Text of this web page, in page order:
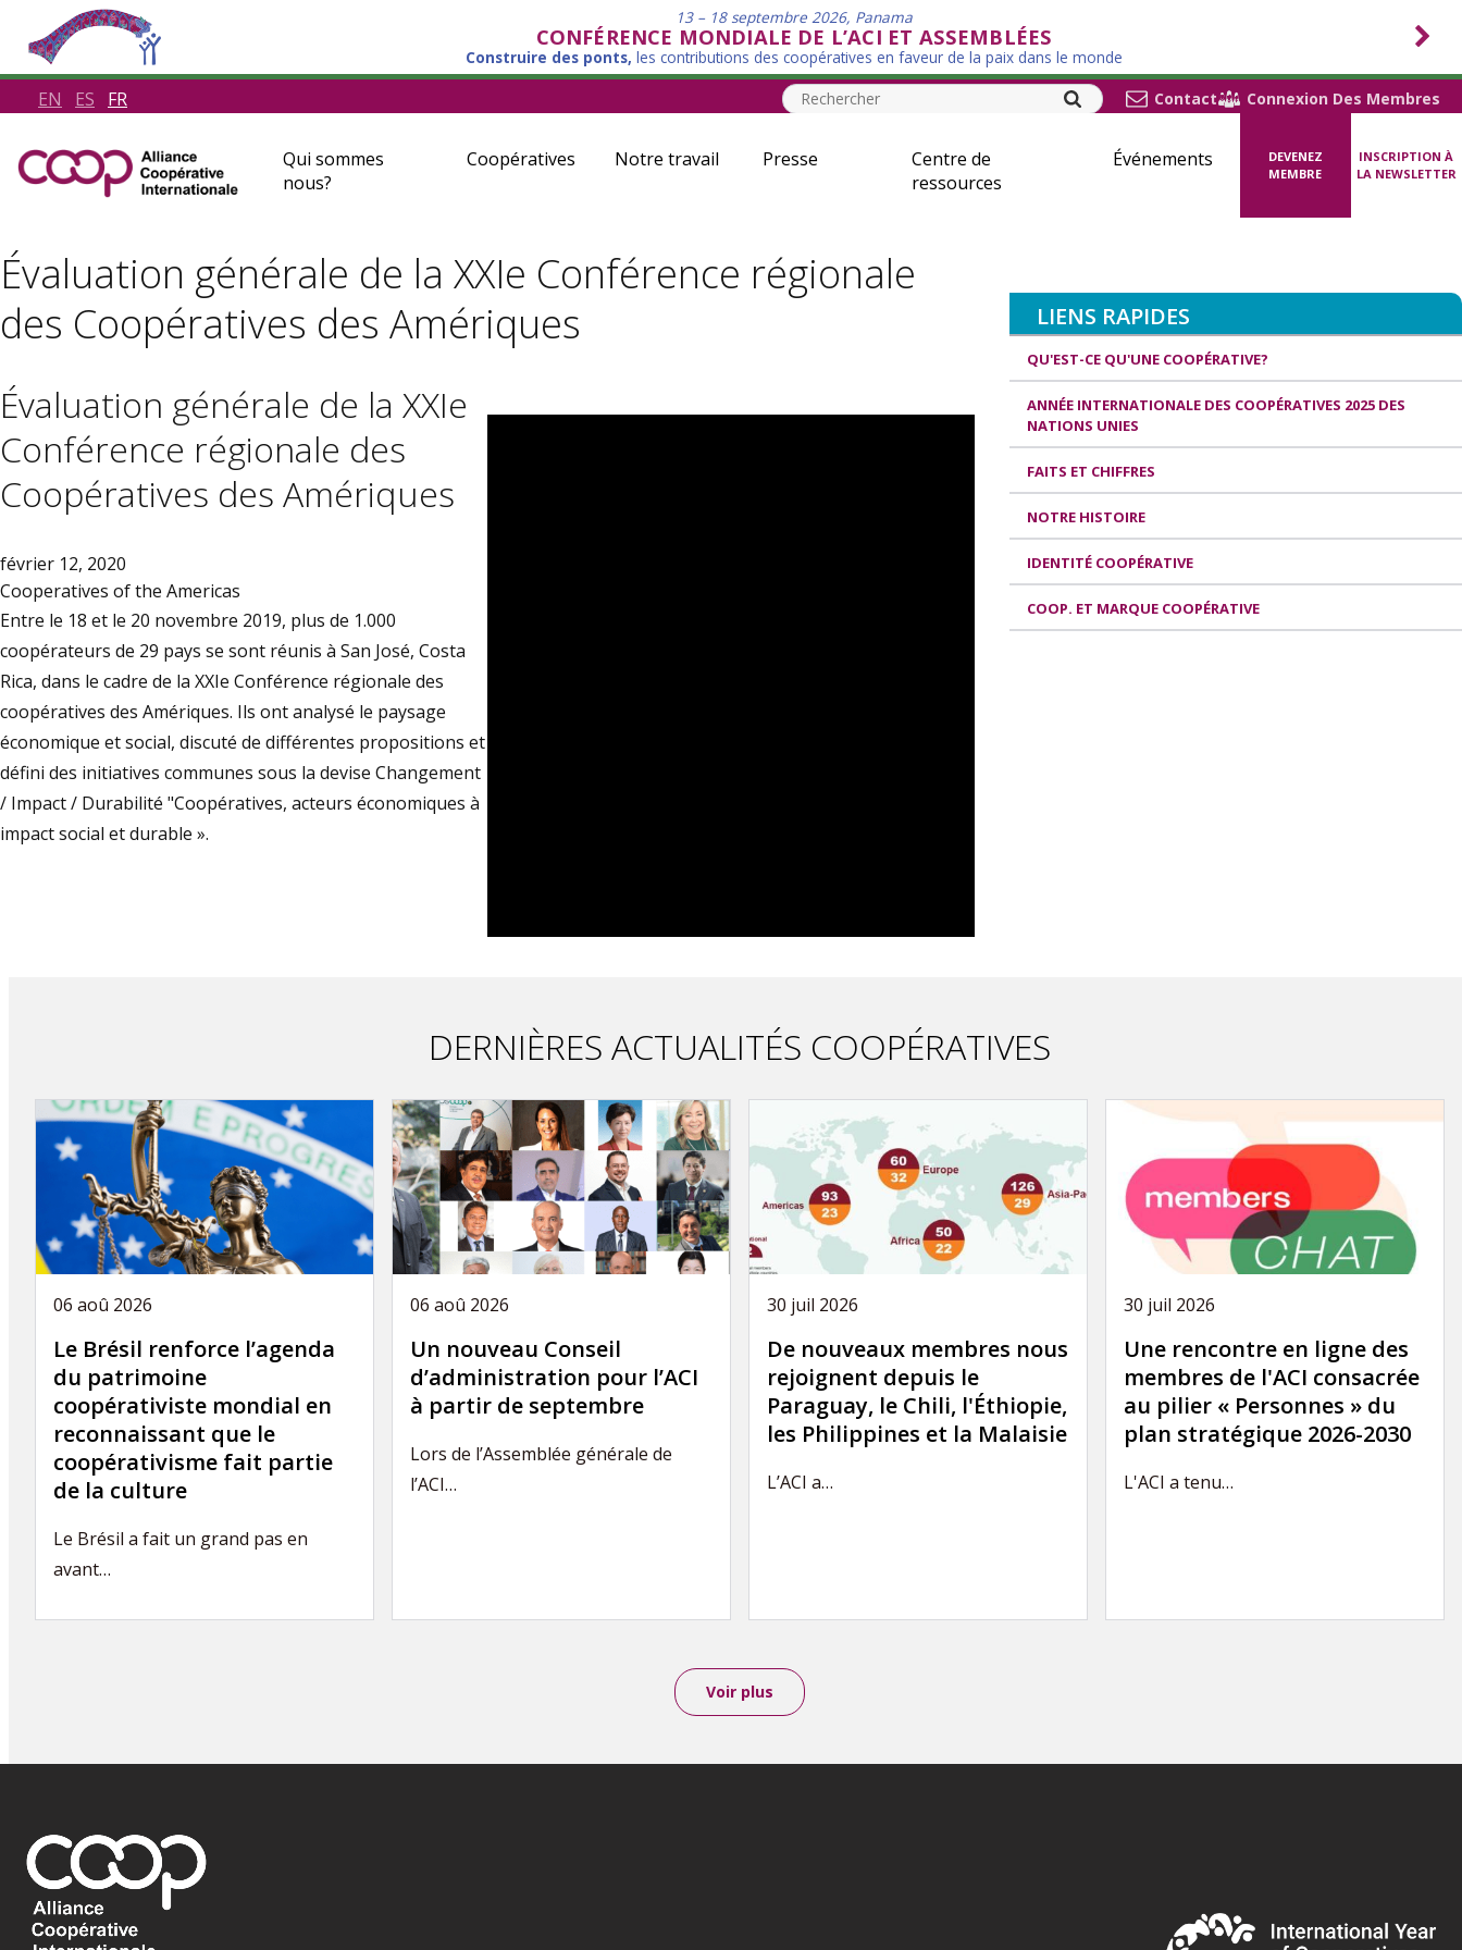
13 – 18 septembre 2026, Panama
CONFÉRENCE MONDIALE DE L’ACI ET ASSEMBLÉES
Construire des ponts, les contributions des coopératives en faveur de la paix dans le monde
EN ES FR Contact Connexion Des Membres
Qui sommes
nous?
Coopératives Notre travail Presse
Centre de
ressources
Événements
DEVENEZ
MEMBRE
INSCRIPTION À
LA NEWSLETTER
Évaluation générale de la XXIe Conférence régionale
des Coopératives des Amériques
Évaluation générale de la XXIe
Conférence régionale des
Coopératives des Amériques
février 12, 2020
Cooperatives of the Americas
Entre le 18 et le 20 novembre 2019, plus de 1.000
coopérateurs de 29 pays se sont réunis à San José, Costa
Rica, dans le cadre de la XXIe Conférence régionale des
coopératives des Amériques. Ils ont analysé le paysage
économique et social, discuté de différentes propositions et
défini des initiatives communes sous la devise Changement
/ Impact / Durabilité "Coopératives, acteurs économiques à
impact social et durable ».
DERNIÈRES ACTUALITÉS COOPÉRATIVES
06 aoû 2026
Le Brésil renforce l’agenda
du patrimoine
coopérativiste mondial en
reconnaissant que le
coopérativisme fait partie
de la culture
Le Brésil a fait un grand pas en
avant…
06 aoû 2026
Un nouveau Conseil
d’administration pour l’ACI
à partir de septembre
Lors de l’Assemblée générale de
l’ACI…
30 juil 2026
De nouveaux membres nous
rejoignent depuis le
Paraguay, le Chili, l'Éthiopie,
les Philippines et la Malaisie
L’ACI a…
30 juil 2026
Une rencontre en ligne des
membres de l'ACI consacrée
au pilier « Personnes » du
plan stratégique 2026-2030
L'ACI a tenu…
Voir plus
LIENS RAPIDES
QU'EST-CE QU'UNE COOPÉRATIVE?
ANNÉE INTERNATIONALE DES COOPÉRATIVES 2025 DES
NATIONS UNIES
FAITS ET CHIFFRES
NOTRE HISTOIRE
IDENTITÉ COOPÉRATIVE
COOP. ET MARQUE COOPÉRATIVE